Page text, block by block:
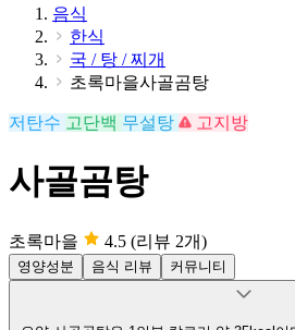
음식
한식
국 / 탕 / 찌개
초록마을사골곰탕
저탄수 고단백 무설탕 고지방
사골곰탕
초록마을 4.5 (리뷰 2개)
영양성분 음식 리뷰 커뮤니티